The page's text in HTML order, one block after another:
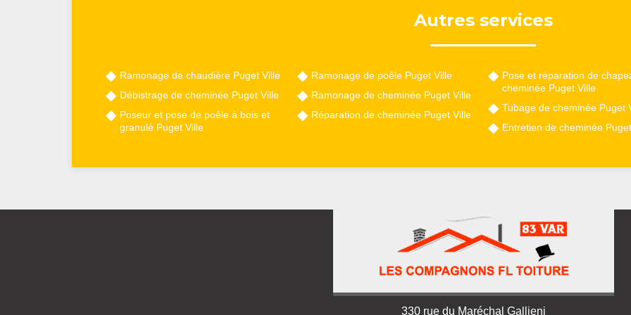
Autres services
Ramonage de chaudière Puget Ville
Débistrage de cheminée Puget Ville
Poseur et pose de poêle à bois et
granulé Puget Ville
Ramonage de poêle Puget Ville
Ramonage de cheminée Puget Ville
Réparation de cheminée Puget Ville
Pose et réparation de
cheminée Puget Ville
Tubage de cheminée Puget
Entretien de cheminée
330 rue du Maréchal Gallieni